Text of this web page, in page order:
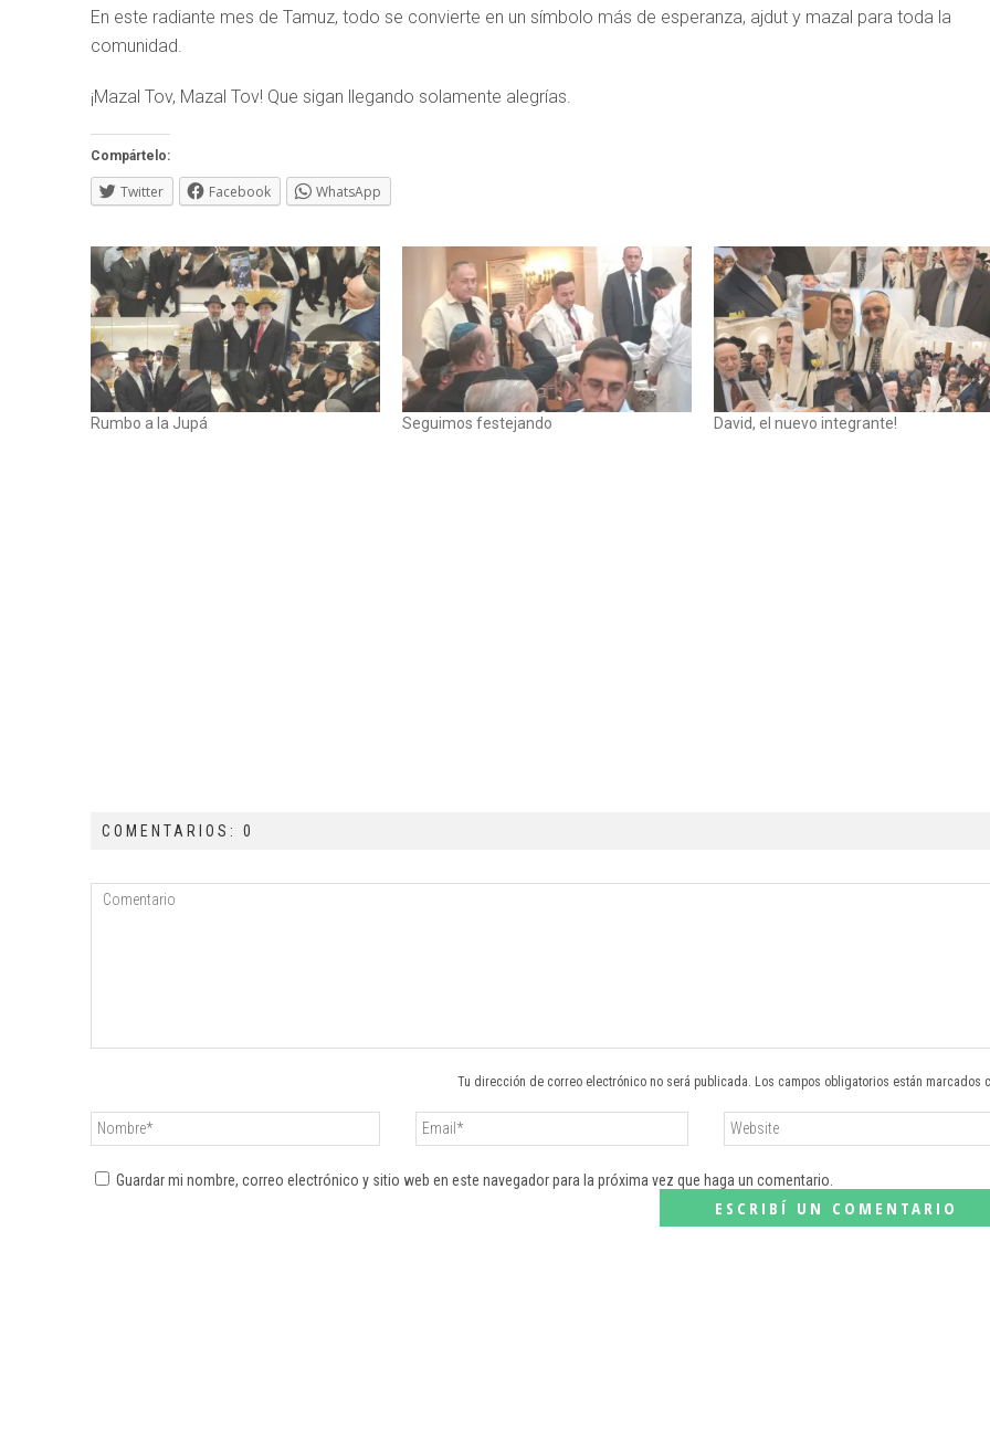
En este radiante mes de Tamuz, todo se convierte en un símbolo más de esperanza, ajdut y mazal para toda la
comunidad.
¡Mazal Tov, Mazal Tov! Que sigan llegando solamente alegrías.
Compártelo:
Twitter Facebook WhatsApp
Rumbo a la Jupá Seguimos festejando David, el nuevo integrante!
COMENTARIOS: 0
Tu dirección de correo electrónico no será publicada. Los campos obligatorios están marcados
Guardar mi nombre, correo electrónico y sitio web en este navegador para la próxima vez que haga un comentario.